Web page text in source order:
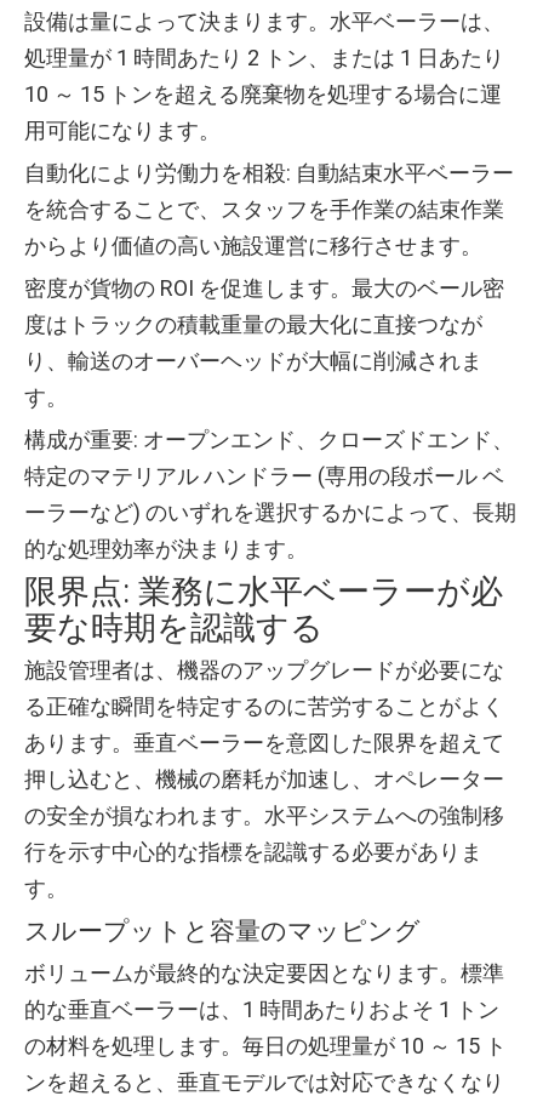
設備は量によって決まります。水平ベーラーは、
処理量が 1 時間あたり 2 トン、または 1 日あたり
10 ～ 15 トンを超える廃棄物を処理する場合に運
用可能になります。
自動化により労働力を相殺: 自動結束水平ベーラー
を統合することで、スタッフを手作業の結束作業
からより価値の高い施設運営に移行させます。
密度が貨物の ROI を促進します。最大のベール密
度はトラックの積載重量の最大化に直接つなが
り、輸送のオーバーヘッドが大幅に削減されま
す。
構成が重要: オープンエンド、クローズドエンド、
特定のマテリアル ハンドラー (専用の段ボール ベ
ーラーなど) のいずれを選択するかによって、長期
的な処理効率が決まります。
限界点: 業務に水平ベーラーが必
要な時期を認識する
施設管理者は、機器のアップグレードが必要にな
る正確な瞬間を特定するのに苦労することがよく
あります。垂直ベーラーを意図した限界を超えて
押し込むと、機械の磨耗が加速し、オペレーター
の安全が損なわれます。水平システムへの強制移
行を示す中心的な指標を認識する必要がありま
す。
スループットと容量のマッピング
ボリュームが最終的な決定要因となります。標準
的な垂直ベーラーは、1 時間あたりおよそ 1 トン
の材料を処理します。毎日の処理量が 10 ～ 15 ト
ンを超えると、垂直モデルでは対応できなくなり